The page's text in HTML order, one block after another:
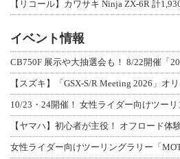
【リコール】カワサキ Ninja ZX-6R 計
イベント情報
CB750F 展示や大抽選会も！ 8/22開催「
【スズキ】「GSX-S/R Meeting 2026」オ
10/23・24開催！ 女性ライダー向けツー
【ヤマハ】初心者が主役！ オフロード体
女性ライダー向けツーリングラリー「